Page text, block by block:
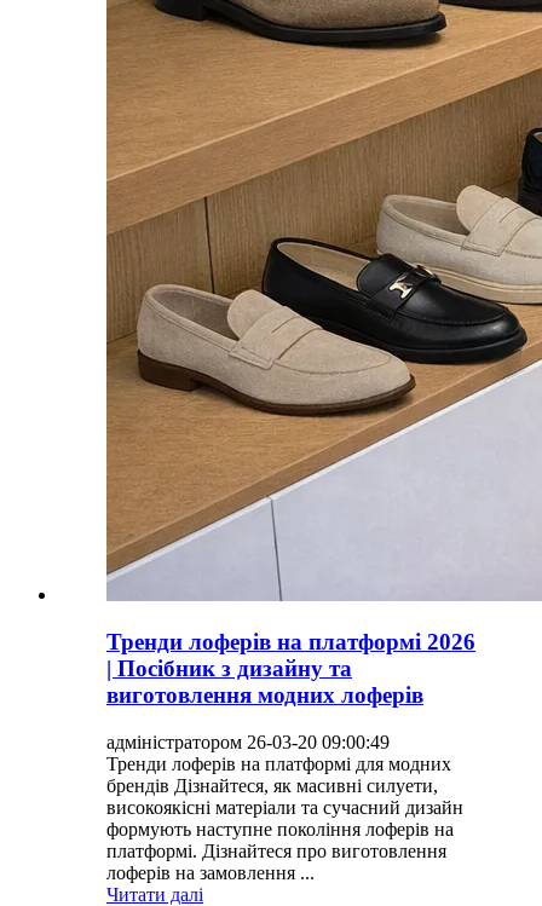
Тренди лоферів на платформі 2026
| Посібник з дизайну та
виготовлення модних лоферів
адміністратором 26-03-20 09:00:49
Тренди лоферів на платформі для модних
брендів Дізнайтеся, як масивні силуети,
високоякісні матеріали та сучасний дизайн
формують наступне покоління лоферів на
платформі. Дізнайтеся про виготовлення
лоферів на замовлення ...
Читати далі